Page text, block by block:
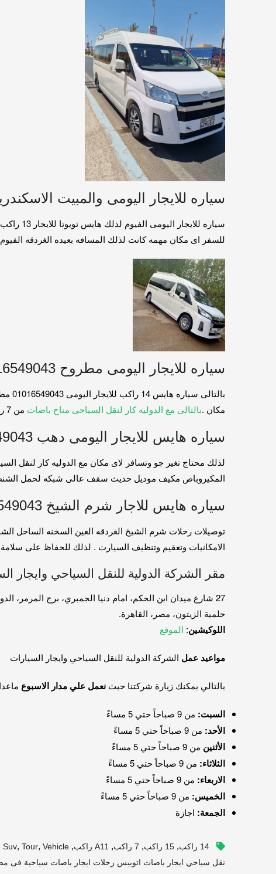
سياره للايجار اليومى والمبيت الاسكندريه
للسفر اى مكان مهمه كانت لذلك المسافه بعيده الغردقه الفيوم
سياره للايجار اليومى مطروح 01016549043
مكان .بالتالى مع الدوليه كار لنقل السياحى متاح باصات من 7 راكب الى 50 راكب . بالتالى جميع الباصات مجهزه للسفر موديل حديث . 01016549043
سياره هايس للايجار اليومى دهب 01016549043
المكيروباص مكيف موديل حديث سقف عالى شبكه لحمل
سياره هايس للاجار شرم الشيخ 01016549043
الامكانيات وتعقيم وتنظيف السيارت . لذلك للحفاظ على سلامة
مقر الشركة الدولية للنقل السياحي وايجار
27 شارع ميدان ابن الحكم، امام دنيا الجمبري، برج المرمر، الدور السادس
حلمية الزيتون، مصر، القاهرة.
اللوكيشين: الموقع
مواعيد عمل الشركة الدولية للنقل السياحي وايجار السيارات
بالتالي يمكنك زيارة شركتنا حيث نعمل علي مدار الاسبوع
السبت: من 9 صباحاً حتي 5 مساءً
الأحد: من 9 صباحاً حتي 5 مساءً
الأثنين من 9 صباحاً حتي 5 مساءً
الثلاثاء: من 9 صباحاً حتي 5 مساءً
الاربعاء: من 9 صباحاً حتي 5 مساءً
الخميس: من 9 صباحاً حتي 5 مساءً
الجمعة: اجازة
14 راكب , 15 راكب , 7 راكب , A11 راكب ,
Suv, Tour, Vehicle
نقل سياحي ايجار باصات اتوبيس رحلات ايجار باصات سياحية فى